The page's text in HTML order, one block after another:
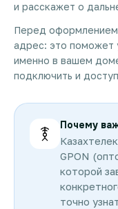
и расскажет о
Перед оформлением
адрес: это поможет
именно в вашем
подключить и
Почему
GPON
которой
точно